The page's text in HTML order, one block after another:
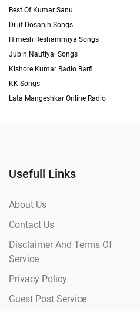
Best Of Kumar Sanu
Diljit Dosanjh Songs
Himesh Reshammiya Songs
Jubin Nautiyal Songs
Kishore Kumar Radio Barfi
KK Songs
Lata Mangeshkar Online Radio
Usefull Links
About Us
Contact Us
Disclaimer And Terms Of
Service
Privacy Policy
Guest Post Service